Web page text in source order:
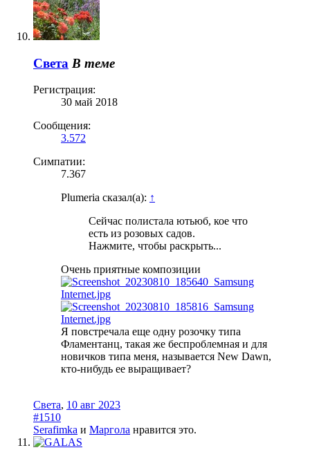
Света В теме
Регистрация:
30 май 2018
Сообщения:
3.572
Симпатии:
7.367
Plumeria сказал(а): ↑
Сейчас полистала ютьюб, кое что
есть из розовых садов.
Нажмите, чтобы раскрыть...
Очень приятные композиции
Я повстречала еще одну розочку типа
Фламентанц, такая же беспроблемная и для
новичков типа меня, называется New Dawn,
кто-нибудь ее выращивает?
Света, 10 авг 2023
#1510
Serafimka и Маргола нравится это.